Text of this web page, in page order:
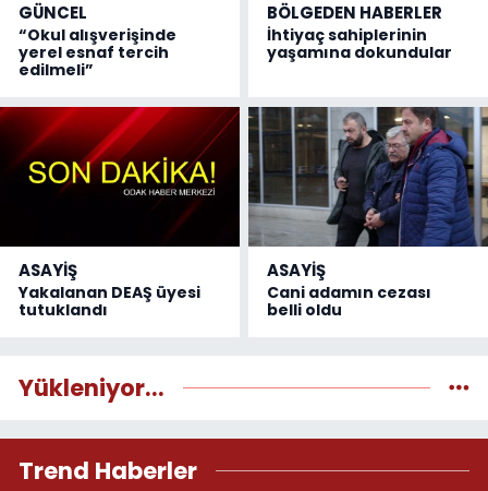
GÜNCEL
“Okul alışverişinde
yerel esnaf tercih
edilmeli”
BÖLGEDEN HABERLER
İhtiyaç sahiplerinin
yaşamına dokundular
ASAYİŞ
Yakalanan DEAŞ üyesi
tutuklandı
ASAYİŞ
Cani adamın cezası
belli oldu
Yükleniyor...
Trend Haberler